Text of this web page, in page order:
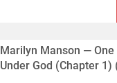
Marilyn Manson —
Under God (Chapter 1)